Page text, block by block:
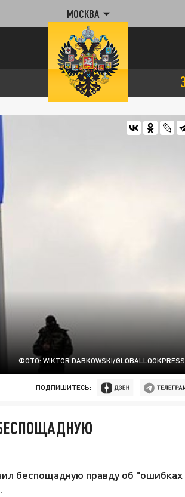
МОСКВА
ФОТО: WIKTOR DABKOWSKI/GLOBALLOOKPRESS
ПОДПИШИТЕСЬ:
беспощадную правду об "ошибках